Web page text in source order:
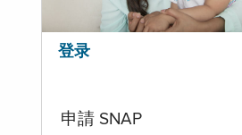
登录
申請 SNAP